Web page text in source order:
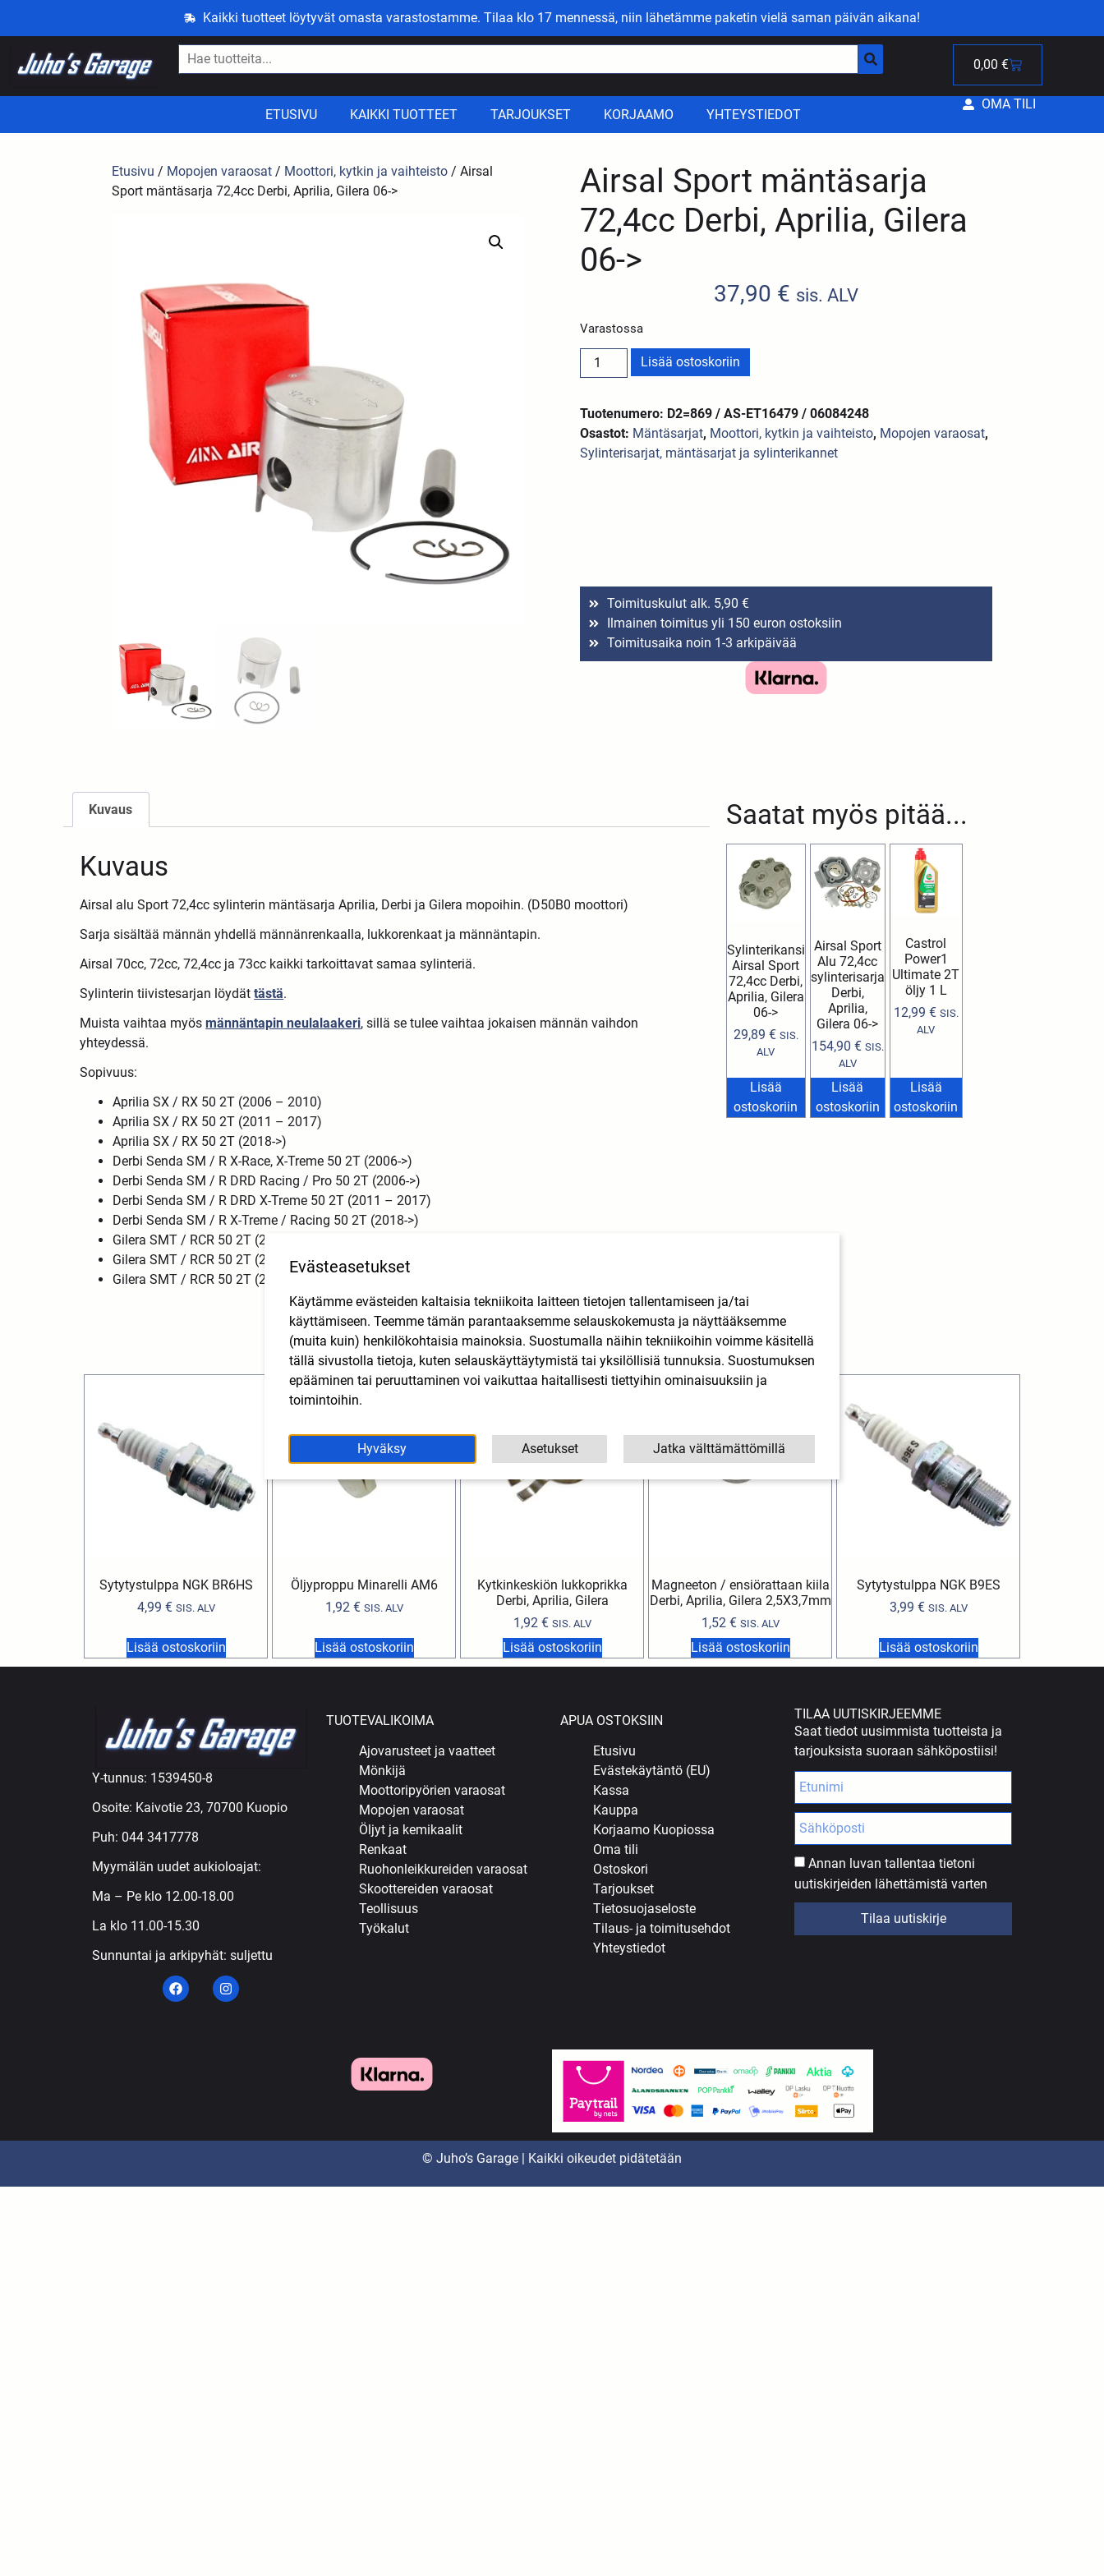
Kaikki tuotteet löytyvät omasta varastostamme. Tilaa klo 17 mennessä, niin lähetämme paketin vielä saman päivän aikana!
0,00 €
ETUSIVU KAIKKI TUOTTEET TARJOUKSET KORJAAMO YHTEYSTIEDOT
OMA TILI
Etusivu / Mopojen varaosat / Moottori, kytkin ja vaihteisto / Airsal
Sport mäntäsarja 72,4cc Derbi, Aprilia, Gilera 06->
Airsal Sport mäntäsarja
72,4cc Derbi, Aprilia, Gilera
06->
37,90 € sis. ALV
Varastossa
Lisää ostoskoriin
Tuotenumero: D2=869 / AS-ET16479 / 06084248
Osastot: Mäntäsarjat, Moottori, kytkin ja vaihteisto, Mopojen varaosat,
Sylinterisarjat, mäntäsarjat ja sylinterikannet
Toimituskulut alk. 5,90 €
Ilmainen toimitus yli 150 euron ostoksiin
Toimitusaika noin 1-3 arkipäivää
Saatat myös pitää...
Sylinterikansi
Airsal Sport
72,4cc Derbi,
Aprilia, Gilera
06->
29,89 € SIS.
ALV
Lisää
ostoskoriin
Airsal Sport
Alu 72,4cc
sylinterisarja
Derbi,
Aprilia,
Gilera 06->
154,90 € SIS.
ALV
Lisää
ostoskoriin
Castrol
Power1
Ultimate 2T
öljy 1 L
12,99 € SIS.
ALV
Lisää
ostoskoriin
Kuvaus
Kuvaus
Airsal alu Sport 72,4cc sylinterin mäntäsarja Aprilia, Derbi ja Gilera mopoihin. (D50B0 moottori)
Sarja sisältää männän yhdellä männänrenkaalla, lukkorenkaat ja männäntapin.
Airsal 70cc, 72cc, 72,4cc ja 73cc kaikki tarkoittavat samaa sylinteriä.
Sylinterin tiivistesarjan löydättästä.
Muista vaihtaa myösmännäntapin neulalaakeri, sillä se tulee vaihtaa jokaisen männän vaihdon
yhteydessä.
Sopivuus:
Aprilia SX / RX 50 2T (2006 – 2010)
Aprilia SX / RX 50 2T (2011 – 2017)
Aprilia SX / RX 50 2T (2018->)
Derbi Senda SM / R X-Race, X-Treme 50 2T (2006->)
Derbi Senda SM / R DRD Racing / Pro 50 2T (2006->)
Derbi Senda SM / R DRD X-Treme 50 2T (2011 – 2017)
Derbi Senda SM / R X-Treme / Racing 50 2T (2018->)
Gilera SMT / RCR 50 2T (2006 – 2010)
Gilera SMT / RCR 50 2T (2011 – 2017)
Gilera SMT / RCR 50 2T (2018->)
Tutustu myös
Sytytystulppa NGK BR6HS
4,99 € SIS. ALV
Lisää ostoskoriin
Öljyproppu Minarelli AM6
1,92 € SIS. ALV
Lisää ostoskoriin
Kytkinkeskiön lukkoprikka
Derbi, Aprilia, Gilera
1,92 € SIS. ALV
Lisää ostoskoriin
Magneeton / ensiörattaan kiila
Derbi, Aprilia, Gilera 2,5X3,7mm
1,52 € SIS. ALV
Lisää ostoskoriin
Sytytystulppa NGK B9ES
3,99 € SIS. ALV
Lisää ostoskoriin
Y-tunnus: 1539450-8
Osoite: Kaivotie 23, 70700 Kuopio
Puh: 044 3417778
Myymälän uudet aukioloajat:
Ma – Pe klo 12.00-18.00
La klo 11.00-15.30
Sunnuntai ja arkipyhät: suljettu
TUOTEVALIKOIMA
Ajovarusteet ja vaatteet
Mönkijä
Moottoripyörien varaosat
Mopojen varaosat
Öljyt ja kemikaalit
Renkaat
Ruohonleikkureiden varaosat
Skoottereiden varaosat
Teollisuus
Työkalut
APUA OSTOKSIIN
Etusivu
Evästekäytäntö (EU)
Kassa
Kauppa
Korjaamo Kuopiossa
Oma tili
Ostoskori
Tarjoukset
Tietosuojaseloste
Tilaus- ja toimitusehdot
Yhteystiedot
TILAA UUTISKIRJEEMME
Saat tiedot uusimmista tuotteista ja
tarjouksista suoraan sähköpostiisi!
Annan luvan tallentaa tietoni
uutiskirjeiden lähettämistä varten
Tilaa uutiskirje
© Juho’s Garage | Kaikki oikeudet pidätetään
Evästeasetukset
Käytämme evästeiden kaltaisia tekniikoita laitteen tietojen tallentamiseen ja/tai
käyttämiseen. Teemme tämän parantaaksemme selauskokemusta ja näyttääksemme
(muita kuin) henkilökohtaisia mainoksia. Suostumalla näihin tekniikoihin voimme käsitellä
tällä sivustolla tietoja, kuten selauskäyttäytymistä tai yksilöllisiä tunnuksia. Suostumuksen
epääminen tai peruuttaminen voi vaikuttaa haitallisesti tiettyihin ominaisuuksiin ja
toimintoihin.
Hyväksy Asetukset Jatka välttämättömillä